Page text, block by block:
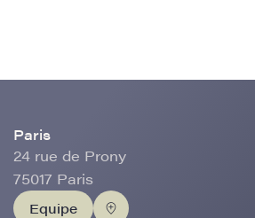
Paris
24 rue de Prony
75017 Paris
Equipe